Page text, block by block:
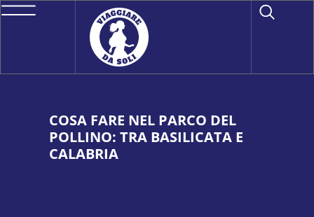
COSA FARE NEL PARCO DEL
POLLINO: TRA BASILICATA E
CALABRIA